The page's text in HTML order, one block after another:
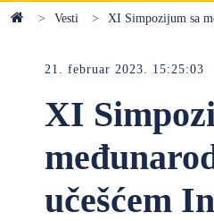
Vesti XI Simpozijum sa
21. februar 2023. 15:25:03
XI
učešćem